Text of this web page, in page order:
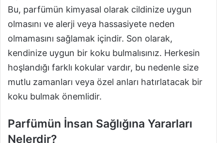
Bu, parfümün kimyasal olarak cildinize uygun
olmasını ve alerji veya hassasiyete neden
olmamasını sağlamak içindir. Son olarak,
kendinize uygun bir koku bulmalısınız. Herkesin
hoşlandığı farklı kokular vardır, bu nedenle size
mutlu zamanları veya özel anları hatırlatacak bir
koku bulmak önemlidir.
Parfümün İnsan Sağlığına Yararları
Nelerdir?